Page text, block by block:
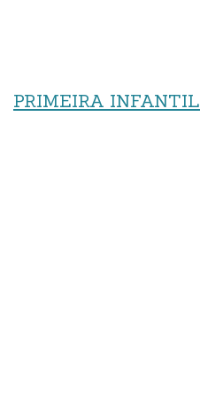
PRIMEIRA INFANTIL